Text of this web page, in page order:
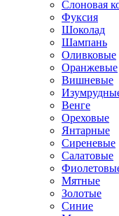
Слоновая
Фуксия
Шоколад
Шампань
Оливковые
Оранжевые
Вишневые
Венге
Ореховые
Янтарные
Сиреневые
Салатовые
Мятные
Золотые
Синие